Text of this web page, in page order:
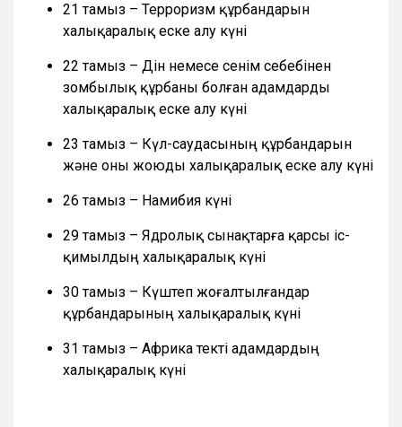
21 тамыз – Терроризм құрбандарын
халықаралық еске алу күні
22 тамыз – Дін немесе сенім себебінен
зомбылық құрбаны болған адамдарды
халықаралық еске алу күні
23 тамыз – Күл-саудасының құрбандарын
және оны жоюды халықаралық еске алу күні
26 тамыз – Намибия күні
29 тамыз – Ядролық сынақтарға қарсы іс-
қимылдың халықаралық күні
30 тамыз – Күштеп жоғалтылғандар
құрбандарының халықаралық күні
31 тамыз – Африка текті адамдардың
халықаралық күні